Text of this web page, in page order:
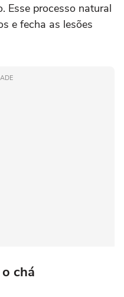
Esse processo natural
e fecha as lesões
chá